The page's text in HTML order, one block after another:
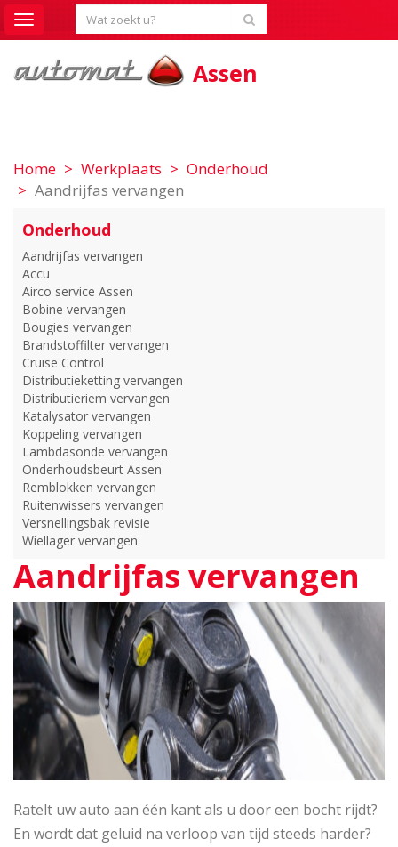
Toggle
navigation
Assen
Home Werkplaats
Onderhoud
Aandrijfas vervangen
Onderhoud
Aandrijfas vervangen
Accu
Airco service Assen
Bobine vervangen
Bougies vervangen
Brandstoffilter vervangen
Cruise Control
Distributieketting vervangen
Distributieriem vervangen
Katalysator vervangen
Koppeling vervangen
Lambdasonde vervangen
Onderhoudsbeurt Assen
Remblokken vervangen
Ruitenwissers vervangen
Versnellingsbak revisie
Wiellager vervangen
Aandrijfas vervangen
Ratelt uw auto aan één kant als u door een bocht rijdt?
En wordt dat geluid na verloop van tijd steeds harder?